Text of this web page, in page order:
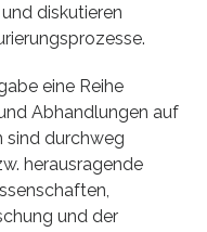
diskutieren
eine Reihe
Abhandlungen auf
sind durchweg
herausragende
und der